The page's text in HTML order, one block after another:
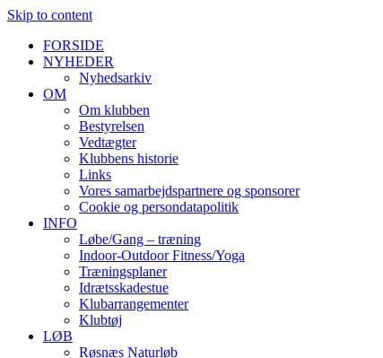
Skip to content
FORSIDE
NYHEDER
Nyhedsarkiv
OM
Om klubben
Bestyrelsen
Vedtægter
Klubbens historie
Links
Vores samarbejdspartnere og sponsorer
Cookie og persondatapolitik
INFO
Løbe/Gang – træning
Indoor-Outdoor Fitness/Yoga
Træningsplaner
Idrætsskadestue
Klubarrangementer
Klubtøj
LØB
Røsnæs Naturløb